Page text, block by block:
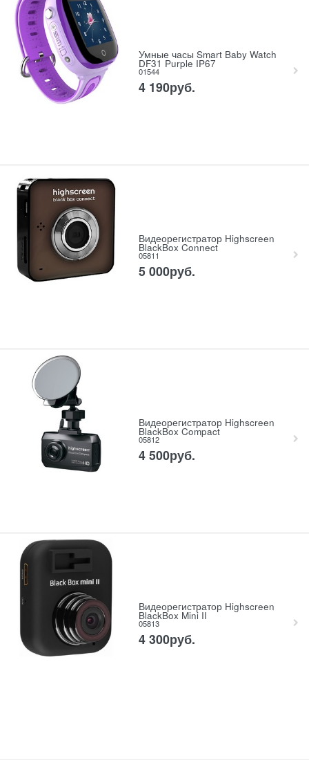
Умные часы Smart Baby Watch
DF31 Purple IP67
01544
4 190руб.
Видеорегистратор Highscreen
BlackBox Connect
05811
5 000руб.
Видеорегистратор Highscreen
BlackBox Compact
05812
4 500руб.
Видеорегистратор Highscreen
BlackBox Mini II
05813
4 300руб.